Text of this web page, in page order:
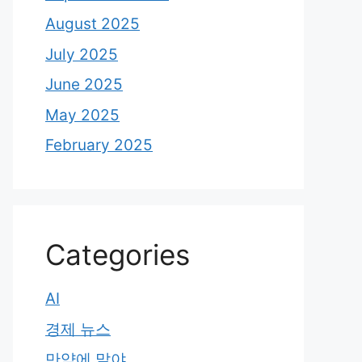
August 2025
July 2025
June 2025
May 2025
February 2025
Categories
AI
경제 뉴스